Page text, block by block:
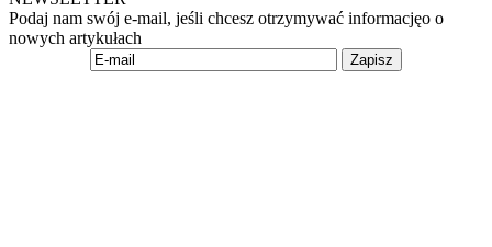
Podaj nam swój e-mail, jeśli chcesz otrzymywać informacjęo o
nowych artykułach
Zapisz